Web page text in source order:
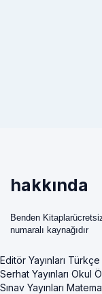
hakkında
Benden
numaralı kaynağıdır
Editör Yayınları Türkçe
Serhat Yayınları Okul
Sınav Yayınları